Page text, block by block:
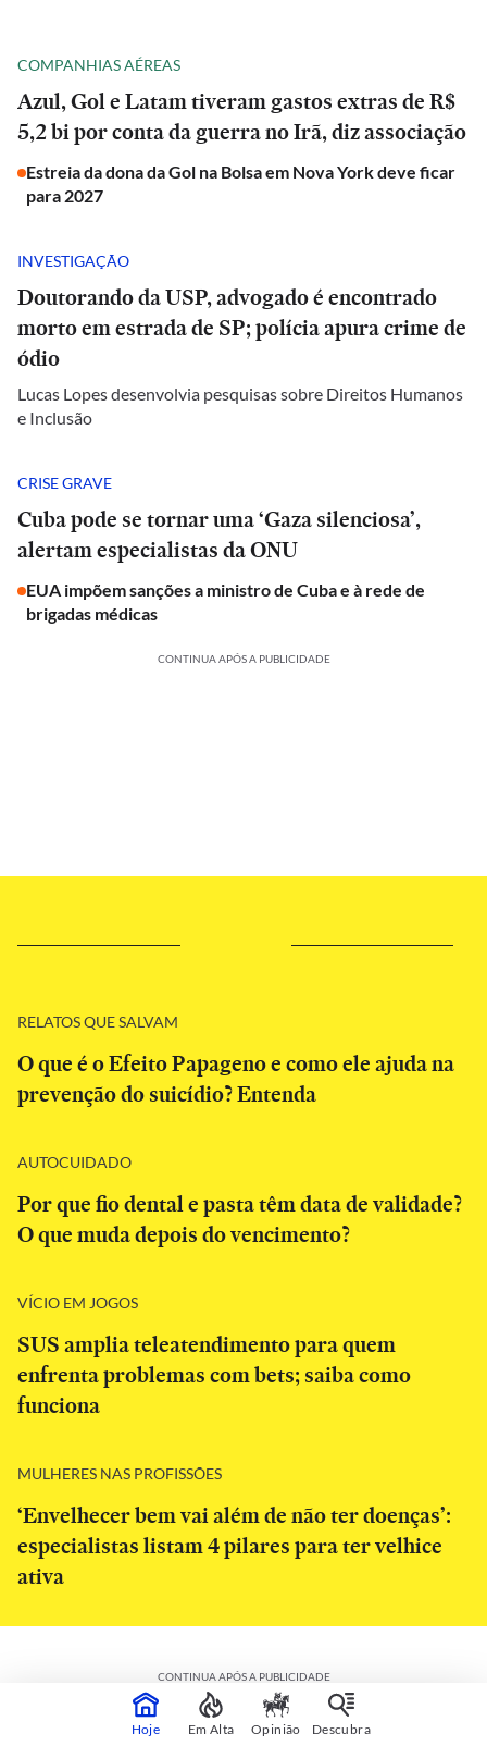
COMPANHIAS AÉREAS
Azul, Gol e Latam tiveram gastos extras de R$
5,2 bi por conta da guerra no Irã, diz associação
Estreia da dona da Gol na Bolsa em Nova York deve ficar
para 2027
INVESTIGAÇÃO
Doutorando da USP, advogado é encontrado
morto em estrada de SP; polícia apura crime de
ódio
Lucas Lopes desenvolvia pesquisas sobre Direitos Humanos
e Inclusão
CRISE GRAVE
Cuba pode se tornar uma ‘Gaza silenciosa’,
alertam especialistas da ONU
EUA impõem sanções a ministro de Cuba e à rede de
brigadas médicas
CONTINUA APÓS A PUBLICIDADE
RELATOS QUE SALVAM
O que é o Efeito Papageno e como ele ajuda na
prevenção do suicídio? Entenda
AUTOCUIDADO
Por que fio dental e pasta têm data de validade?
O que muda depois do vencimento?
VÍCIO EM JOGOS
SUS amplia teleatendimento para quem
enfrenta problemas com bets; saiba como
funciona
MULHERES NAS PROFISSÕES
‘Envelhecer bem vai além de não ter doenças’:
especialistas listam 4 pilares para ter velhice
ativa
CONTINUA APÓS A PUBLICIDADE
Hoje Em Alta Opinião Descubra